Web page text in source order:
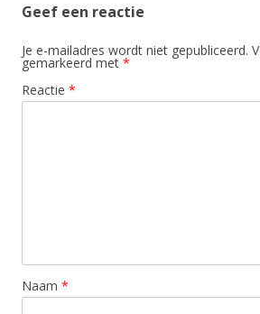
Geef een reactie
Je e-mailadres wordt niet gepubliceerd.
gemarkeerd met *
Reactie *
Naam *